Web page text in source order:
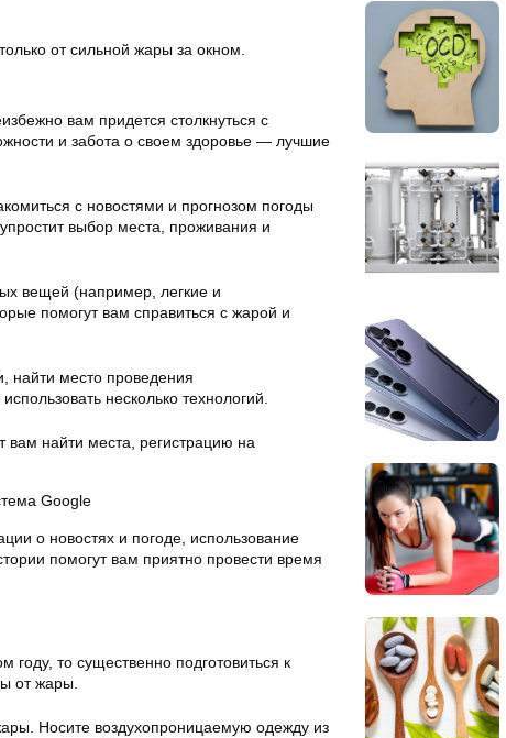
от сильной жары за окном.
вам придется столкнуться с
и забота о своем здоровье — лучшие
с новостями и прогнозом погоды
выбор места, проживания и
вещей (например, легкие и
помогут вам справиться с жарой и
найти место проведения
несколько технологий.
найти места, регистрацию на
Google
о новостях и погоде, использование
помогут вам приятно провести время
году, то существенно подготовиться к
от жары.
Носите воздухопроницаемую одежду из